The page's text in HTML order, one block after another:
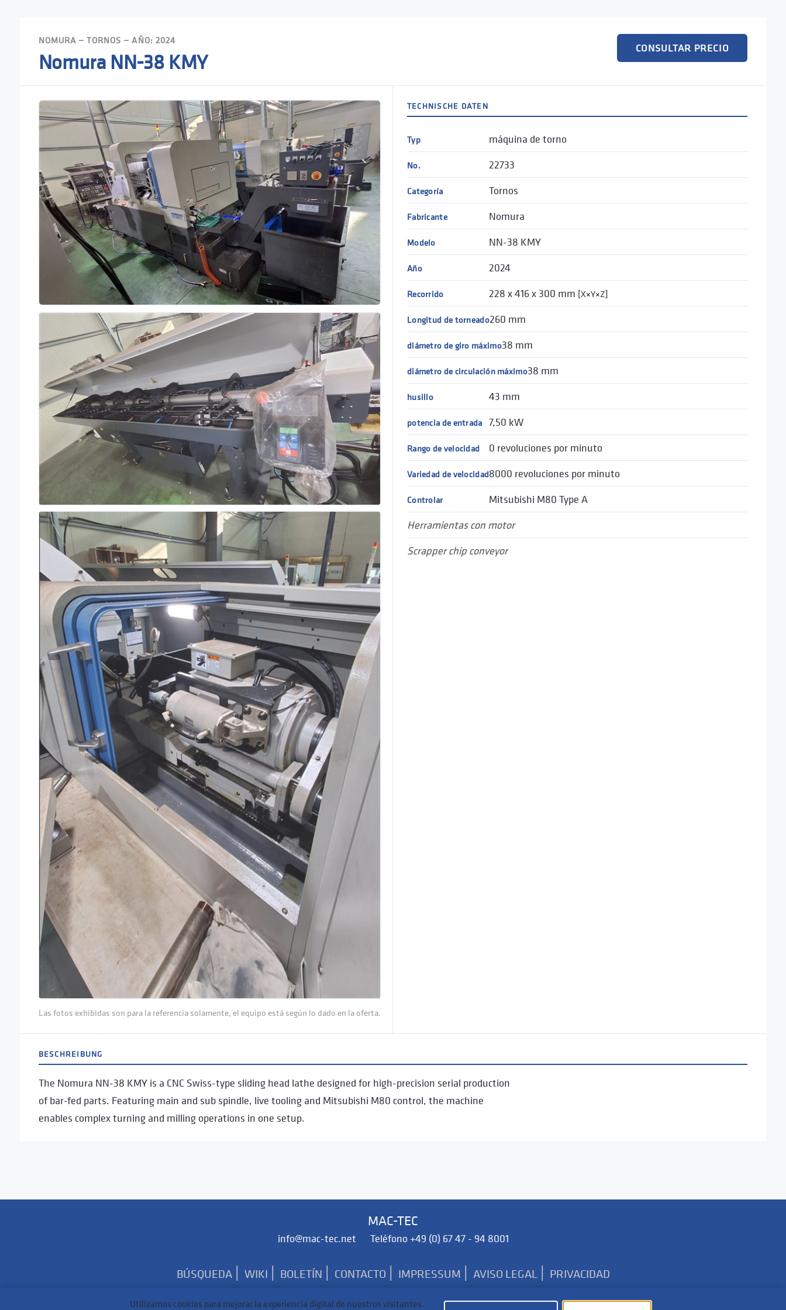
NOMURA — TORNOS — AÑO: 2024
Nomura NN-38 KMY
CONSULTAR PRECIO
Las fotos exhibidas son para la referencia solamente, el equipo está según lo dado en la oferta.
TECHNISCHE DATEN
Typ máquina de torno
No. 22733
Categoría Tornos
Fabricante Nomura
Modelo NN-38 KMY
Año 2024
Recorrido 228 x 416 x 300 mm [X×Y×Z]
Longitud de torneado260 mm
diámetro de giro máximo38 mm
diámetro de circulación máximo38 mm
husillo 43 mm
potencia de entrada 7,50 kW
Rango de velocidad 0 revoluciones por minuto
Variedad de velocidad8000 revoluciones por minuto
Controlar
Mitsubishi M80 Type A
Herramientas con motor
Scrapper chip conveyor
BESCHREIBUNG
The Nomura NN-38 KMY is a CNC Swiss-type sliding head lathe designed for high-precision serial production
of bar-fed parts. Featuring main and sub spindle, live tooling and Mitsubishi M80 control, the machine
enables complex turning and milling operations in one setup.
MAC-TEC
info@mac-tec.net Teléfono +49 (0) 67 47 - 94 8001
BÚSQUEDA | WIKI | BOLETÍN | CONTACTO | IMPRESSUM | AVISO LEGAL | PRIVACIDAD
Utilizamos cookies para mejorar la experiencia digital de nuestros visitantes.